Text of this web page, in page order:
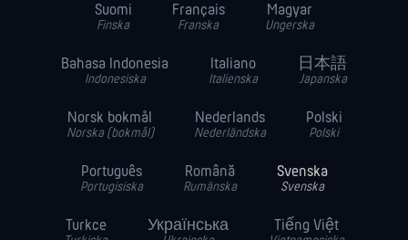
Suomi
Finska
Français
Franska
Magyar
Ungerska
Bahasa Indonesia
Indonesiska
Italiano
Italienska
日本語
Japanska
Norsk bokmål
Norska (bokmål)
Nederlands
Nederländska
Polski
Polski
Português
Portugisiska
Română
Rumänska
Svenska
Svenska
Turkce Українська Tiếng Việt